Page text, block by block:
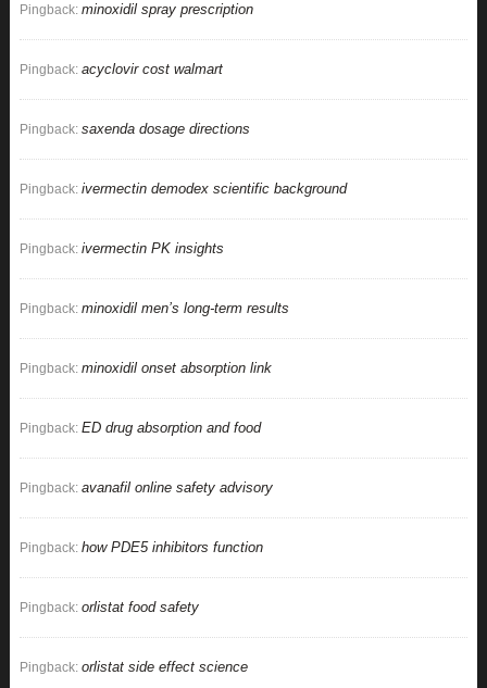
Pingback: minoxidil spray prescription
Pingback: acyclovir cost walmart
Pingback: saxenda dosage directions
Pingback: ivermectin demodex scientific background
Pingback: ivermectin PK insights
Pingback: minoxidil men’s long‑term results
Pingback: minoxidil onset absorption link
Pingback: ED drug absorption and food
Pingback: avanafil online safety advisory
Pingback: how PDE5 inhibitors function
Pingback: orlistat food safety
Pingback: orlistat side effect science